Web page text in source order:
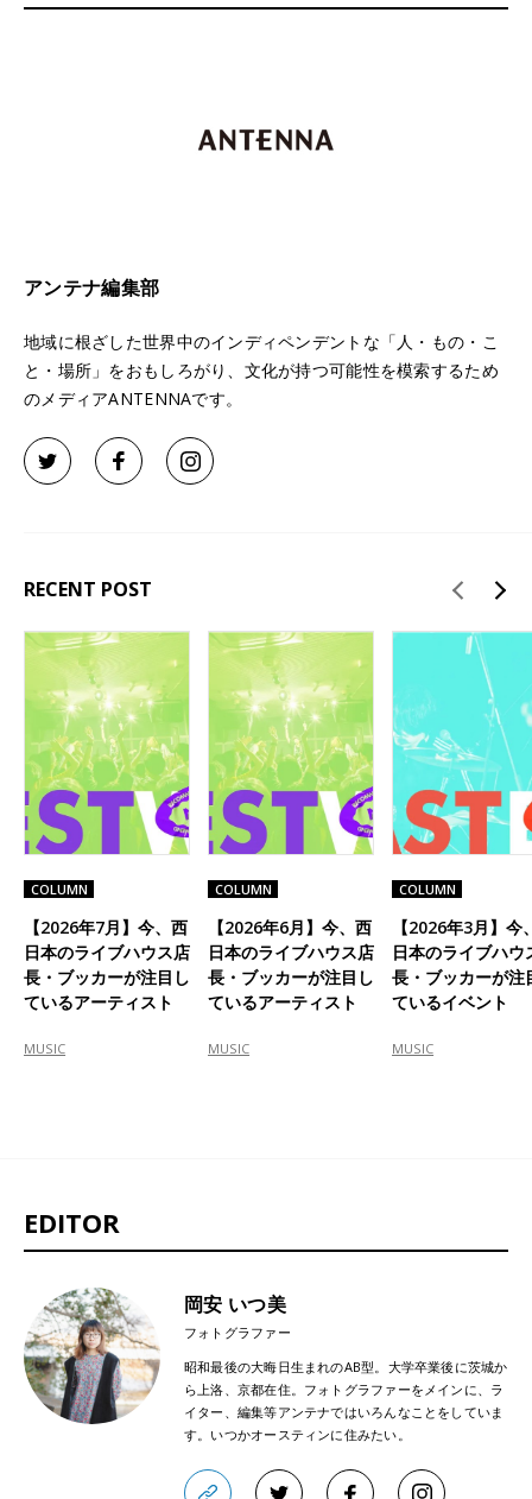
アンテナ編集部
地域に根ざした世界中のインディペンデントな「人・もの・こ
と・場所」をおもしろがり、文化が持つ可能性を模索するため
のメディアANTENNAです。
RECENT POST
COLUMN
【2026年7月】今、西
日本のライブハウス店
長・ブッカーが注目し
ているアーティスト
MUSIC
COLUMN
【2026年6月】今、西
日本のライブハウス店
長・ブッカーが注目し
ているアーティスト
MUSIC
COLUMN
【2026年3月】今
日本のライブハウ
長・ブッカーが注
ているイベント
MUSIC
EDITOR
岡安 いつ美
フォトグラファー
昭和最後の大晦日生まれのAB型。大学卒業後に茨城か
ら上洛、京都在住。フォトグラファーをメインに、ラ
イター、編集等アンテナではいろんなことをしていま
す。いつかオースティンに住みたい。